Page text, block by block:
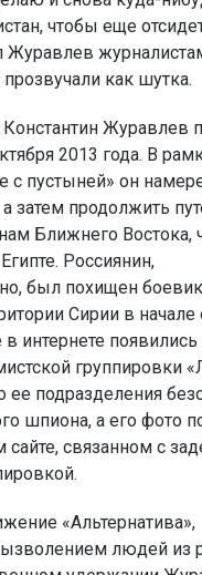
чтобы еще
Журавлев
как шутка.
Журавлев
2013 года. В
с пустыней» он
затем продолжить
Ближнего Востока,
Россиянин,
был похищен
Сирии в начале
интернете
группировки
ее подразделения
шпиона, а его фото
связанном с
«Альтернатива»,
людей из